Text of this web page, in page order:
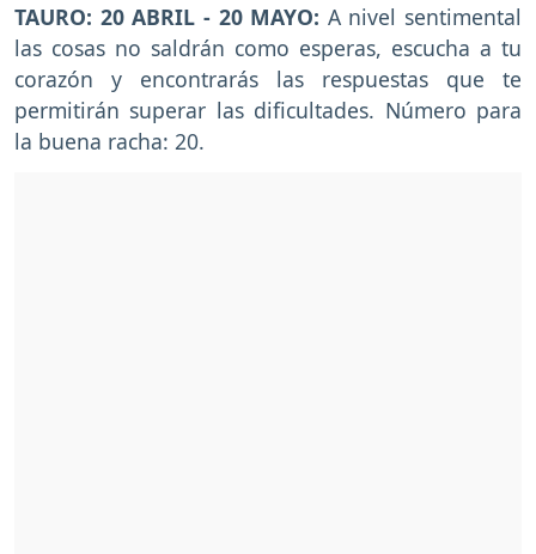
TAURO: 20 ABRIL - 20 MAYO: A nivel sentimental
las cosas no saldrán como esperas, escucha a tu
corazón y encontrarás las respuestas que te
permitirán superar las dificultades. Número para
la buena racha: 20.